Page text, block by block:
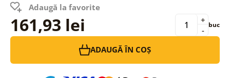
Adaugă la favorite
161,93 lei -
+ buc
ADAUGĂ ÎN COȘ